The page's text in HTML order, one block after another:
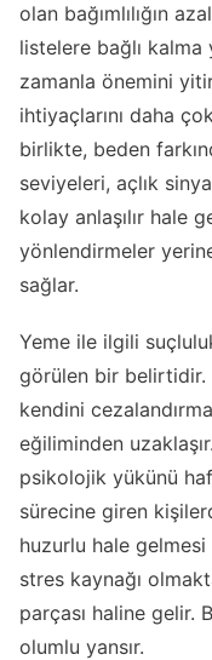
olan bağımlılığın
listelere bağlı kalma
zamanla önemini
ihtiyaçlarını daha
birlikte, beden
seviyeleri, açlık
kolay anlaşılır hale
yönlendirmeler
sağlar.
Yeme ile ilgili
görülen bir belirtidir.
kendini
eğiliminden
psikolojik yükünü
sürecine giren
huzurlu hale
stres kaynağı
parçası haline gelir.
olumlu yansır.